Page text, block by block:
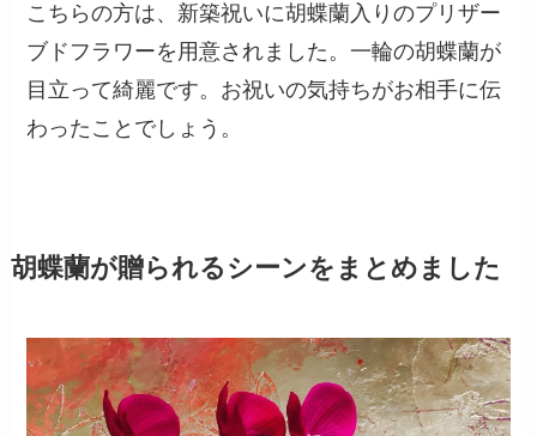
こちらの方は、新築祝いに胡蝶蘭入りのプリザー
ブドフラワーを用意されました。一輪の胡蝶蘭が
目立って綺麗です。お祝いの気持ちがお相手に伝
わったことでしょう。
胡蝶蘭が贈られるシーンをまとめました